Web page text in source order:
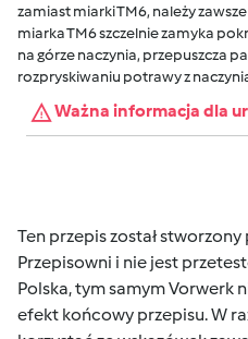
zamiast miarki TM6, należy
miarka TM6 szczelnie zamyka
na górze naczynia, przepuszcza
rozpryskiwaniu potrawy z
Ważna informacja dla
Ten przepis został
Przepisowni i nie jest
Polska, tym samym Vorwerk
efekt końcowy przepisu. W